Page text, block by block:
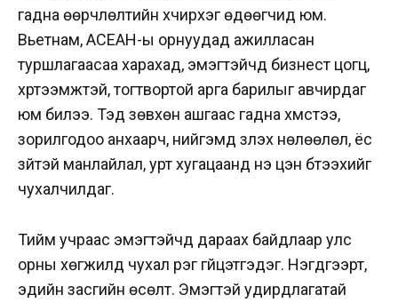
гадна өөрчлөлтийн хүчирхэг өдөөгчид юм.
Вьетнам, ACEAН-ы орнуудад ажилласан
туршлагаасаа харахад, эмэгтэйчүүд бизнест цогц,
хүртээмжтэй, тогтвортой арга барилыг авчирдаг
юм билээ. Тэд зөвхөн ашгаас гадна хүмүүстээ,
зорилгодоо анхаарч, нийгэмд үзүүлэх нөлөөлөл, ёс
зүйтэй манлайлал, урт хугацаанд үнэ цэн бүтээхийг
чухалчилдаг.
Тийм учраас эмэгтэйчүүд дараах байдлаар улс
орны хөгжилд чухал үүрэг гүйцэтгэдэг. Нэгдүгээрт,
эдийн засгийн өсөлт. Эмэгтэй удирдлагатай